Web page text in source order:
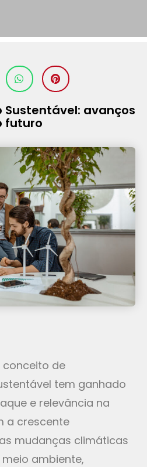
Sustentável: avanços
futuro
conceito de
tem ganhado
e relevância na
a crescente
mudanças climáticas
ambiente,